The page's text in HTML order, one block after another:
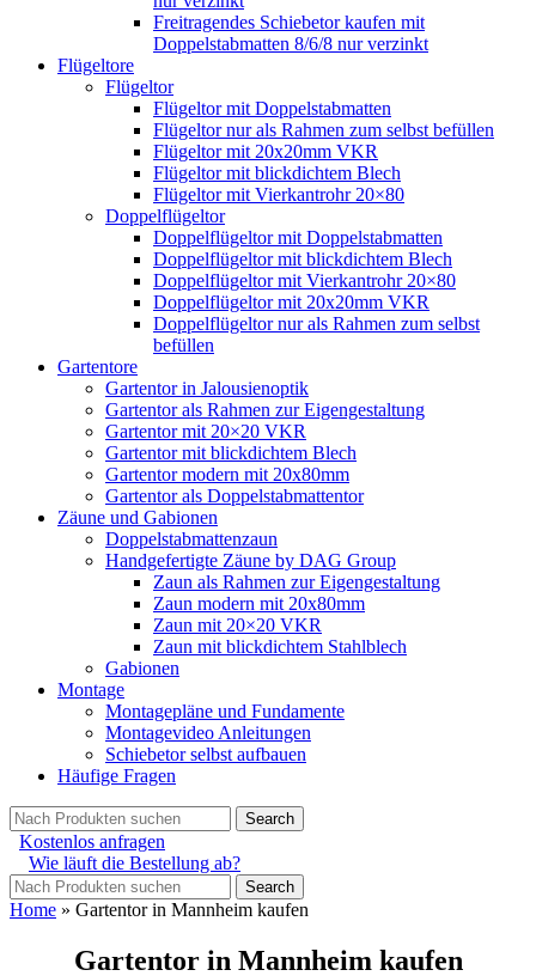
Freitragendes Schiebetor kaufen mit
Doppelstabmatten 8/6/8 nur verzinkt
Flügeltore
Flügeltor
Flügeltor mit Doppelstabmatten
Flügeltor nur als Rahmen zum selbst befüllen
Flügeltor mit 20x20mm VKR
Flügeltor mit blickdichtem Blech
Flügeltor mit Vierkantrohr 20×80
Doppelflügeltor
Doppelflügeltor mit Doppelstabmatten
Doppelflügeltor mit blickdichtem Blech
Doppelflügeltor mit Vierkantrohr 20×80
Doppelflügeltor mit 20x20mm VKR
Doppelflügeltor nur als Rahmen zum selbst
befüllen
Gartentore
Gartentor in Jalousienoptik
Gartentor als Rahmen zur Eigengestaltung
Gartentor mit 20×20 VKR
Gartentor mit blickdichtem Blech
Gartentor modern mit 20x80mm
Gartentor als Doppelstabmattentor
Zäune und Gabionen
Doppelstabmattenzaun
Handgefertigte Zäune by DAG Group
Zaun als Rahmen zur Eigengestaltung
Zaun modern mit 20x80mm
Zaun mit 20×20 VKR
Zaun mit blickdichtem Stahlblech
Gabionen
Montage
Montagepläne und Fundamente
Montagevideo Anleitungen
Schiebetor selbst aufbauen
Häufige Fragen
Search
Kostenlos anfragen
Wie läuft die Bestellung ab?
Search
Home » Gartentor in Mannheim kaufen
Gartentor in Mannheim kaufen